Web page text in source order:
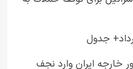
خارجه ایران وارد نجف